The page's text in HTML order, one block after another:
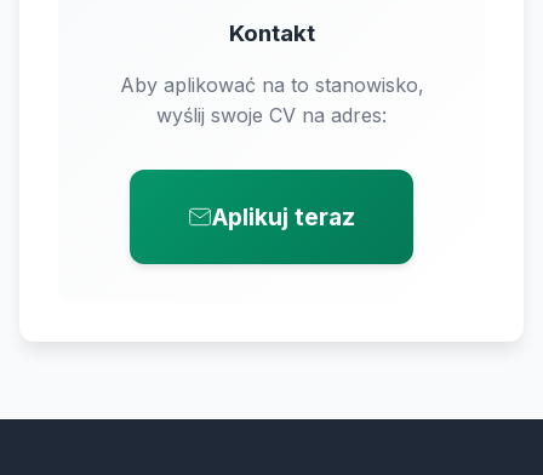
Kontakt
Aby aplikować na to stanowisko,
wyślij swoje CV na adres:
Aplikuj teraz